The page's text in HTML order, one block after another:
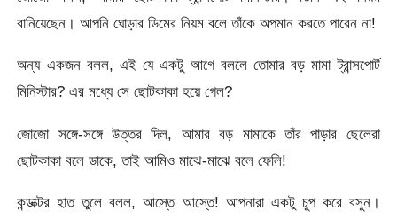
বানিয়েছেন। আপনি ঘোড়ার ডিমের নিয়ম বলে তাঁকে অপমান করতে পারেন না!
অন্য একজন বলল, এই যে একটু আগে বললে তোমার বড় মামা ট্রান্সপোর্ট
মিনিস্টার? এর মধ্যে সে ছোটকাকা হয়ে গেল?
জোজো সঙ্গে-সঙ্গে উত্তর দিল, আমার বড় মামাকে তাঁর পাড়ার ছেলেরা
ছোটকাকা বলে ডাকে, তাই আমিও মাঝে-মাঝে বলে ফেলি!
কন্ডাক্টর হাত তুলে বলল, আস্তে আস্তে! আপনারা একটু চুপ করে বসুন।